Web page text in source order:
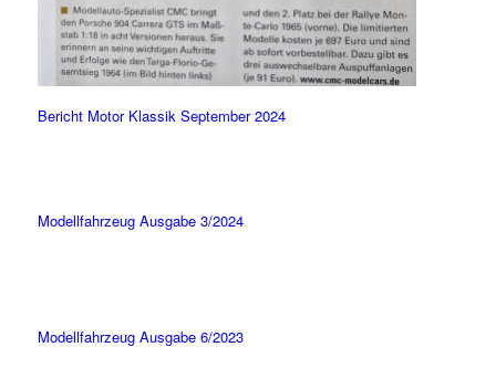
Bericht Motor Klassik September 2024
Modellfahrzeug Ausgabe 3/2024
Modellfahrzeug Ausgabe 6/2023